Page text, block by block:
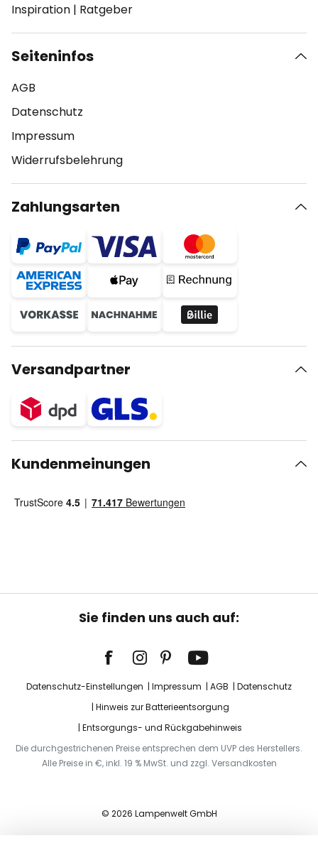
Inspiration | Ratgeber
Seiteninfos
AGB
Datenschutz
Impressum
Widerrufsbelehrung
Zahlungsarten
Versandpartner
Kundenmeinungen
Sie finden uns auch auf:
Datenschutz-Einstellungen Impressum AGB
Datenschutz
Hinweis zur Batterieentsorgung
Entsorgungs- und Rückgabehinweis
Die durchgestrichenen Preise entsprechen dem UVP des Herstellers.
Alle Preise in €, inkl. 19 % MwSt. und zzgl. Versandkosten
© 2026 Lampenwelt GmbH